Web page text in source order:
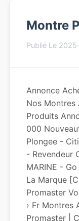
Montre
Publié Le
Annonce
Nos Montres
Produits
000
Plongee -
- Revendeur
MARINE -
La Marque
Promaster
› Fr Montres
Promaster |